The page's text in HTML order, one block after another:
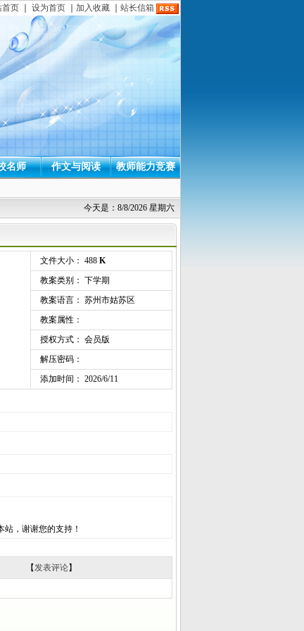
首页 设为首页 加入收藏 站长信箱
名师 作文与阅读 教师能力竞赛
今天是：8/8/2026 星期六
文件大小： 488 K
教案类别： 下学期
教案语言： 苏州市姑苏区
教案属性：
授权方式： 会员版
解压密码：
添加时间： 2026/6/11
，谢谢您的支持！
发表评论】